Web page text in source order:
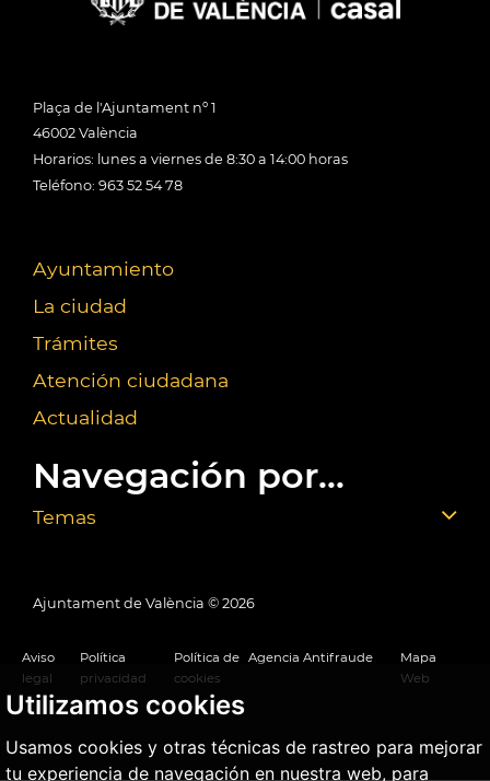
Utilizamos cookies
Usamos cookies y otras técnicas de rastreo para mejorar
tu experiencia de navegación en nuestra web, para
Plaça de l'Ajuntament nº 1
46002 València
Horarios: lunes a viernes de 8:30 a 14:00 horas
Teléfono: 963 52 54 78
Ayuntamiento
La ciudad
Trámites
Atención ciudadana
Actualidad
Navegación por...
Temas
Ajuntament de València © 2026
Aviso
legal
Política
privacidad
Política de
cookies
Agencia Antifraude
Mapa
Web